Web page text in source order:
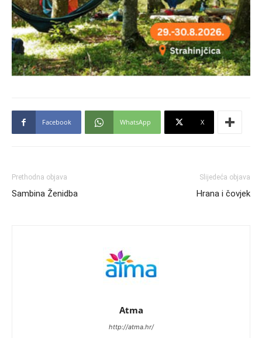
Facebook WhatsApp X
Prethodna objava
Sambina Ženidba
Slijedeća objava
Hrana i čovjek
Atma
http://atma.hr/